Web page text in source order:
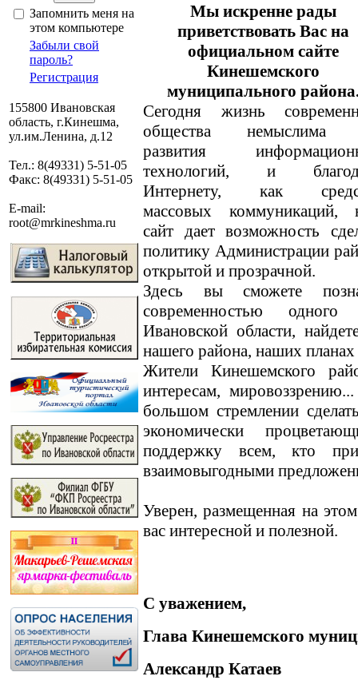
Запомнить меня на
этом компьютере
Забыли свой
пароль?
Регистрация
155800 Ивановская
область, г.Кинешма,
ул.им.Ленина, д.12
Тел.: 8(49331) 5-51-05
Факс: 8(49331) 5-51-05
E-mail:
root@mrkineshma.ru
Мы искренне рады
приветствовать Вас на
официальном сайте
Кинешемского
муниципального
Сегодня жизнь
общества немыслима
развития
технологий, и
Интернету, как
массовых коммуникаций,
сайт дает возможность
политику Администрации
открытой и прозрачной.
Здесь вы сможете
современностью
Ивановской области,
нашего района, наших
Жители Кинешемского
интересам,
большом стремлении
экономически
поддержку всем, кто
взаимовыгодными
Уверен, размещенная на
вас интересной и полезной.
С уважением,
Глава Кинешемского
Александр Катаев